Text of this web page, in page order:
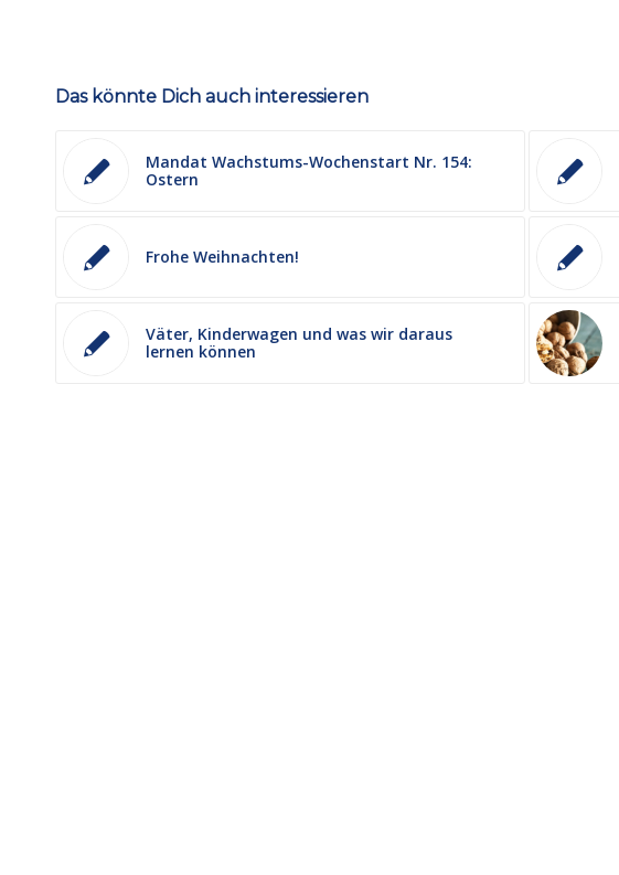
Das könnte Dich auch interessieren
Mandat Wachstums-Wochenstart Nr. 154:
Ostern
Frohe Weihnachten!
Väter, Kinderwagen und was wir daraus
lernen können